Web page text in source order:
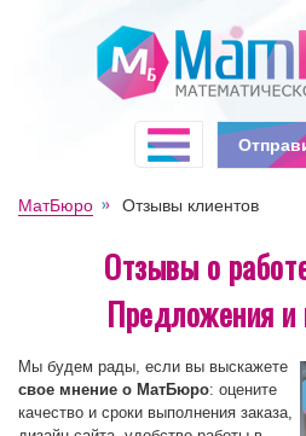
МатБюро Отзывы клиентов
Отзывы о
Предложения и
Мы будем рады, если вы выскажете
свое мнение о МатБюро: оцените
качество и сроки выполнения заказа,